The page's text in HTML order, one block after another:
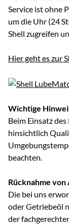
Service ist ohne
um die Uhr (24
Shell zugreifen
Hier geht es zur
Wichtige
Beim Einsatz
hinsichtlich
beachten.
Rücknahme
Die bei uns
oder Getriebeöl
der